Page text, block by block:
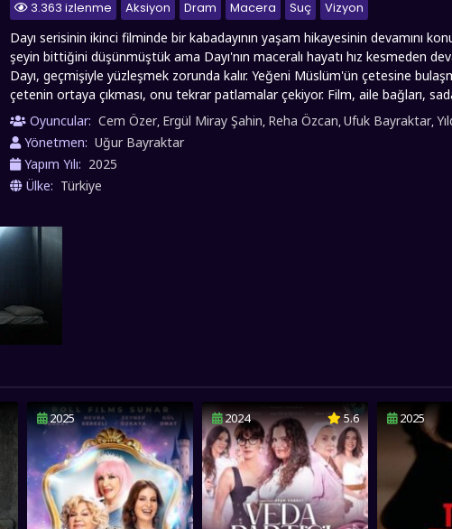
3.363 izlenme Aksiyon Dram Macera Suç
Vizyon
Dayı serisinin ikinci filminde bir kabadayının yaşam hikayesinin devamını
şeyin bittiğini düşünmüştük ama Dayı'nın maceralı hayatı hız kesmeden
Dayı, geçmişiyle yüzleşmek zorunda kalır. Yeğeni Müslüm'ün çetesine
çetenin ortaya çıkması, onu tekrar patlamalar çekiyor. Film, aile bağları,
hem ailesini korumasını hem de mahallede düzen sağlama mücadelesini
Hikayesi 2 filmini sizlere full hd 1080p kalitesinde servis etmiş olup, iyi seyirler
Oyuncular: Cem Özer, Ergül Miray Şahin, Reha Özcan,Ufuk Bayraktar,
Yönetmen: Uğur Bayraktar
Yapım Yılı: 2025
Ülke: Türkiye
2025 2024 5.6 2025